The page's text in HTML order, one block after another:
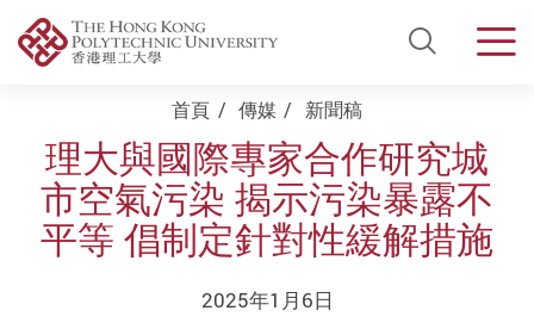
Open
Start main content首頁 傳媒 新聞稿
理大與國際專家合作研究城
市空氣污染 揭示污染暴露不
平等 倡制定針對性緩解措施
2025年1月6日